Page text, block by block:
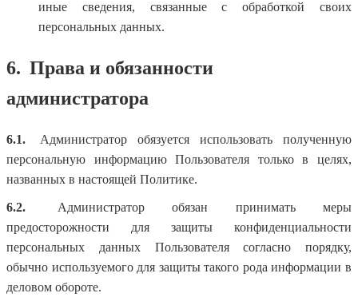
иные сведения, связанные с обработкой своих
персональных данных.
6. Права и обязанности
администратора
6.1.
Администратор обязуется использовать полученную
персональную информацию Пользователя только в целях,
названных в настоящей Политике.
6.2.
Администратор обязан принимать меры
предосторожности для защиты конфиденциальности
персональных данных Пользователя согласно порядку,
обычно используемого для защиты такого рода информации в
деловом обороте.